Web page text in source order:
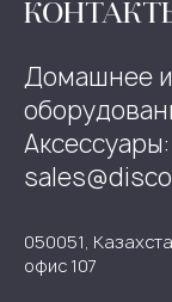
Домашнее
050051,
офис 107